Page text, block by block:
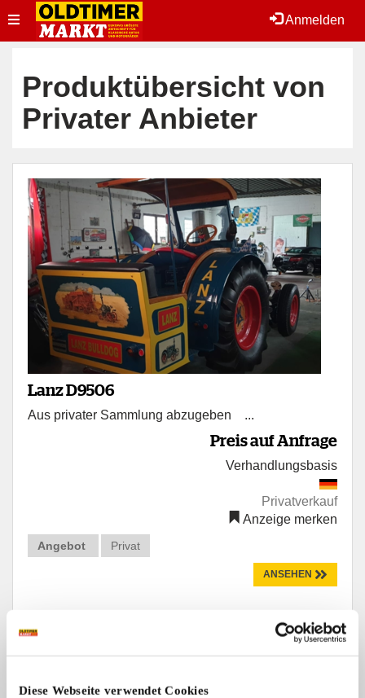
Diese Webseite verwendet Cookies
Anmelden
Toggle
Produktübersicht von
Privater Anbieter
Lanz D9506
Aus privater Sammlung abzugeben ...
Preis auf Anfrage
Verhandlungsbasis
Privatverkauf
Anzeige merken
Angebot Privat
ANSEHEN